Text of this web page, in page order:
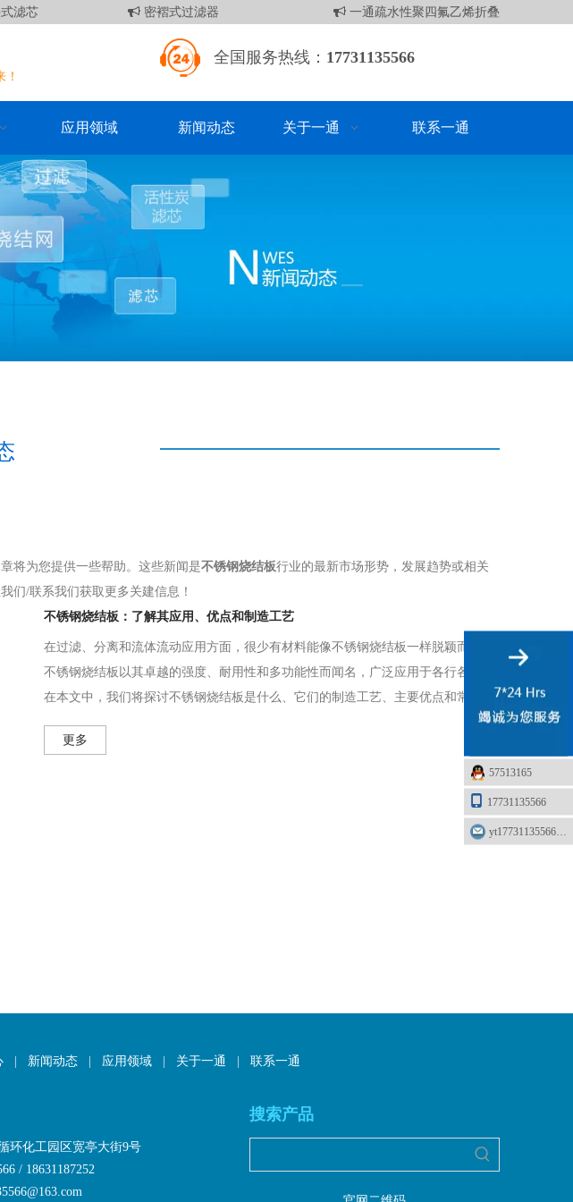
滤芯 密褶式过滤器 一通疏水性聚四氟乙烯折叠滤芯
全国服务热线： 17731135566
应用领域 新闻动态 关于一通 联系一通
将为您提供一些帮助。这些新闻是不锈钢烧结板行业的最新市场形势，发展趋势或相关
们/联系我们获取更多关建信息！
不锈钢烧结板：了解其应用、优点和制造工艺
在过滤、分离和流体流动应用方面，很少有材料能像不锈钢烧结板一样脱颖而出。
不锈钢烧结板以其卓越的强度、耐用性和多功能性而闻名，广泛应用于各行各业。
在本文中，我们将探讨不锈钢烧结板是什么、它们的制造工艺、主要优点和常见...
更多
57513165
17731135566
新闻动态 应用领域 关于一通 联系一通
环化工园区宽亭大街9号
/ 18631187252
搜索产品